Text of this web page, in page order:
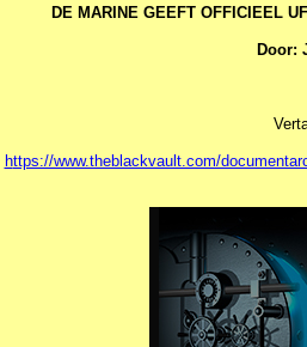
DE MARINE GEEFT OFFICIEEL
Door:
https://www.theblackvault.com/